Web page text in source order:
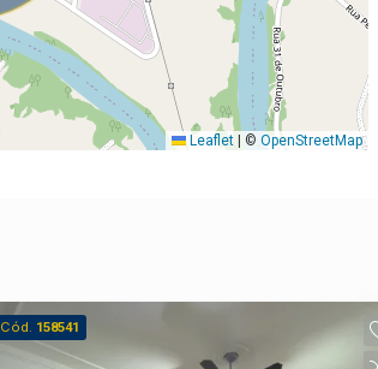
Leaflet © OpenStreetMap
Cód. 158541